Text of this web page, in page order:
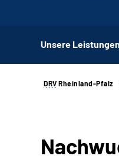
Unsere Leistungen
DRV Rheinland-Pfalz